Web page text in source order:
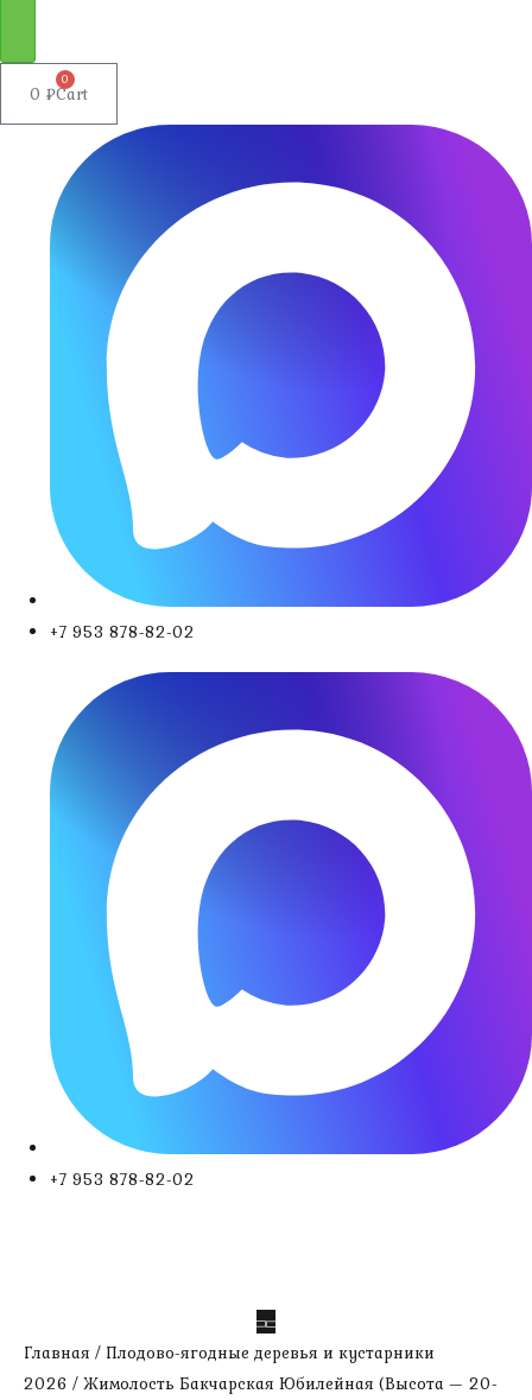
0 ₽
0
Cart
+7 953 878-82-02
+7 953 878-82-02
Главная / Плодово-ягодные деревья и кустарники
2026 / Жимолость Бакчарская Юбилейная (Высота — 20-